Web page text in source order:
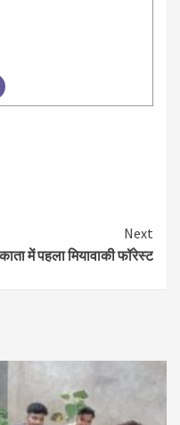
Next
में पहला मियावाकी फॉरेस्ट